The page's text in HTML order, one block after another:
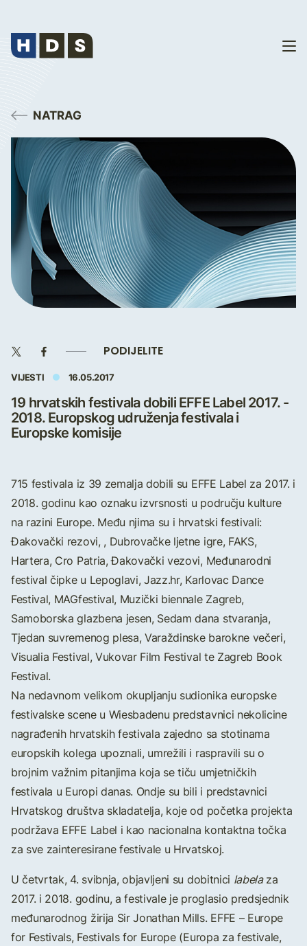
NATRAG
PODIJELITE
VIJESTI 16.05.2017
19 hrvatskih festivala dobili EFFE Label 2017. -
2018. Europskog udruženja festivala i
Europske komisije
715 festivala iz 39 zemalja dobili su EFFE Label za 2017. i
2018. godinu kao oznaku izvrsnosti u području kulture
na razini Europe. Među njima su i hrvatski festivali:
Đakovački rezovi, , Dubrovačke ljetne igre, FAKS,
Hartera, Cro Patria, Đakovački vezovi, Međunarodni
festival čipke u Lepoglavi, Jazz.hr, Karlovac Dance
Festival, MAGfestival, Muzički biennale Zagreb,
Samoborska glazbena jesen, Sedam dana stvaranja,
Tjedan suvremenog plesa, Varaždinske barokne večeri,
Visualia Festival, Vukovar Film Festival te Zagreb Book
Festival.
Na nedavnom velikom okupljanju sudionika europske
festivalske scene u Wiesbadenu predstavnici nekolicine
nagrađenih hrvatskih festivala zajedno sa stotinama
europskih kolega upoznali, umrežili i raspravili su o
brojnim važnim pitanjima koja se tiču umjetničkih
festivala u Europi danas. Ondje su bili i predstavnici
Hrvatskog društva skladatelja, koje od početka projekta
podržava EFFE Label i kao nacionalna kontaktna točka
za sve zainteresirane festivale u Hrvatskoj.
U četvrtak, 4. svibnja, objavljeni su dobitnici labelaza
2017. i 2018. godinu, a festivale je proglasio predsjednik
međunarodnog žirija Sir Jonathan Mills. EFFE – Europe
for Festivals, Festivals for Europe (Europa za festivale,